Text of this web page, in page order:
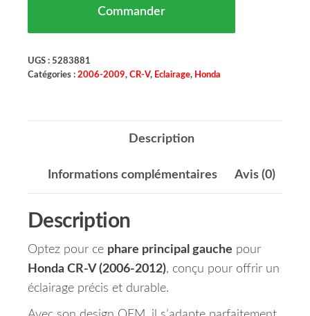
Commander
UGS : 5283881
Catégories : 2006-2009, CR-V, Eclairage, Honda
Description
Informations complémentaires Avis (0)
Description
Optez pour ce phare principal gauche pour
Honda CR-V (2006-2012), conçu pour offrir un
éclairage précis et durable.